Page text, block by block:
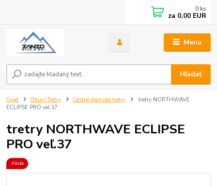
Menu
Hľadať
0 ks
za 0,00 EUR
Úvod Obuv/ Tretry Cestné dámske tretry
tretry NORTHWAVE
ECLIPSE PRO veľ.37
tretry NORTHWAVE ECLIPSE
PRO veľ.37
Akcia